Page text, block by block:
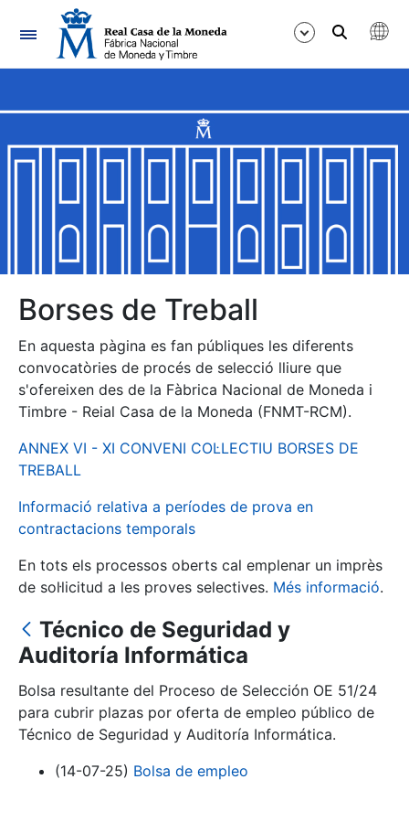
Navegació
Mostra/Amaga
Mostra/Amaga
Mostra/Amaga
Mostra/Amaga
Mostra/Amaga
Mostra/Amaga
Borses de Treball
En aquesta pàgina es fan públiques les diferents
convocatòries de procés de selecció lliure que
s'ofereixen des de la Fàbrica Nacional de Moneda i
Timbre - Reial Casa de la Moneda (FNMT-RCM).
ANNEX VI - XI CONVENI COL·LECTIU BORSES DE
TREBALL
Informació relativa a períodes de prova en
contractacions temporals
En tots els processos oberts cal emplenar un imprès
de sol·licitud a les proves selectives. Més informació.
Técnico de Seguridad y
Auditoría Informática
Bolsa resultante del Proceso de Selección OE 51/24
para cubrir plazas por oferta de empleo público de
Técnico de Seguridad y Auditoría Informática.
(14-07-25) Bolsa de empleo